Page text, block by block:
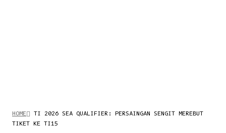
HOME
TI 2026 SEA QUALIFIER: PERSAINGAN SENGIT MEREBUT
TIKET KE TI15